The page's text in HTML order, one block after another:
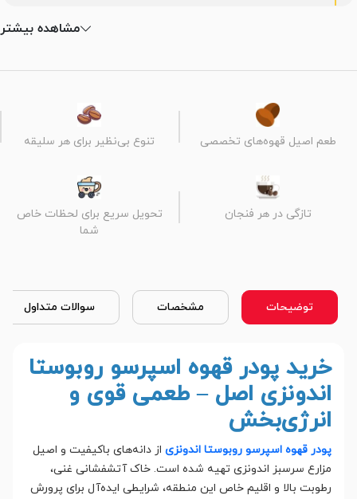
مشاهده بیشتر
طعم اصیل قهوه‌های تخصصی تنوع بی‌نظیر برای هر سلیقه
تازگی در هر فنجان
تحویل سریع برای لحظات خاص
شما
توضیحات مشخصات سوالات متداول
خرید پودر قهوه اسپرسو روبوستا
اندونزی اصل – طعمی قوی و
انرژی‌بخش
پودر قهوه اسپرسو روبوستا اندونزی از دانه‌های باکیفیت و اصیل
مزارع سرسبز اندونزی تهیه شده است. خاک آتشفشانی غنی،
رطوبت بالا و اقلیم خاص این منطقه، شرایطی ایده‌آل برای پرورش